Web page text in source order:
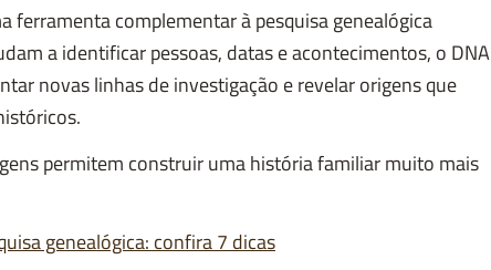
ferramenta complementar à pesquisa genealógica
a identificar pessoas, datas e acontecimentos, o DNA
novas linhas de investigação e revelar origens que
permitem construir uma história familiar muito mais
genealógica: confira 7 dicas